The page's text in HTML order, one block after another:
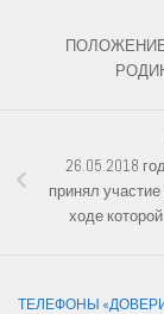
26.05.2018
принял
ходе
ТЕЛЕФОНЫ